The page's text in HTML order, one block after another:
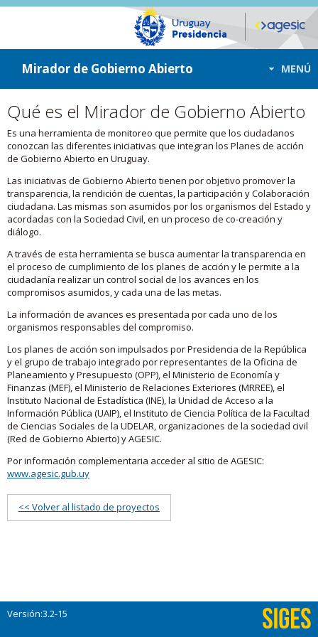
ir a contenido
ir al menú
Mirador de Gobierno Abierto MENÚ
Qué es el Mirador de Gobierno Abierto
Es una herramienta de monitoreo que permite que los ciudadanos
conozcan las diferentes iniciativas que integran los Planes de acción
de Gobierno Abierto en Uruguay.
Las iniciativas de Gobierno Abierto tienen por objetivo promover la
transparencia, la rendición de cuentas, la participación y Colaboración
ciudadana. Las mismas son asumidos por los organismos del Estado y
acordadas con la Sociedad Civil, en un proceso de co-creación y
diálogo.
A través de esta herramienta se busca aumentar la transparencia en
el proceso de cumplimiento de los planes de acción y le permite a la
ciudadanía realizar un control social de los avances en los
compromisos asumidos, y cada una de las metas.
La información de avances es presentada por cada uno de los
organismos responsables del compromiso.
Los planes de acción son impulsados por Presidencia de la República
y el grupo de trabajo integrado por representantes de la Oficina de
Planeamiento y Presupuesto (OPP), el Ministerio de Economía y
Finanzas (MEF), el Ministerio de Relaciones Exteriores (MRREE), el
Instituto Nacional de Estadística (INE), la Unidad de Acceso a la
Información Pública (UAIP), el Instituto de Ciencia Política de la Facultad
de Ciencias Sociales de la UDELAR, organizaciones de la sociedad civil
(Red de Gobierno Abierto) y AGESIC.
Por información complementaria acceder al sitio de AGESIC:
www.agesic.gub.uy
<< Volver al listado de proyectos
Versión:3.2-15